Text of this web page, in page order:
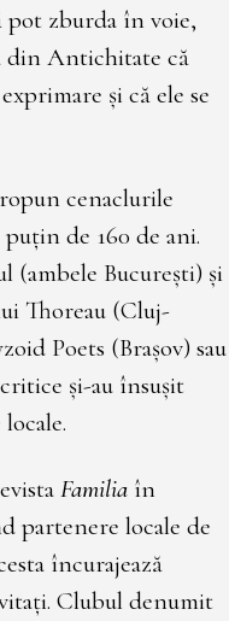
pot zburda în voie,
din Antichitate că
și că ele se
cenaclurile
de 160 de ani.
(ambele București) și
Thoreau (Cluj-
Poets (Brașov) sau
și-au însușit
Familia în
partenere locale de
încurajează
Clubul denumit